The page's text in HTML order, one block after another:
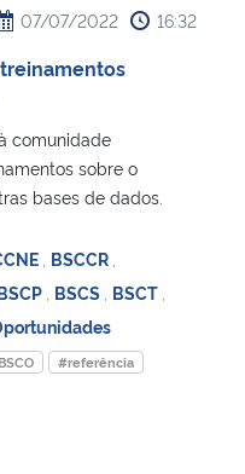
e Comunicações
07/07/2022 16:32
comunidade
sobre o
bases de dados.
BSCCR
BSCS BSCT
#referência